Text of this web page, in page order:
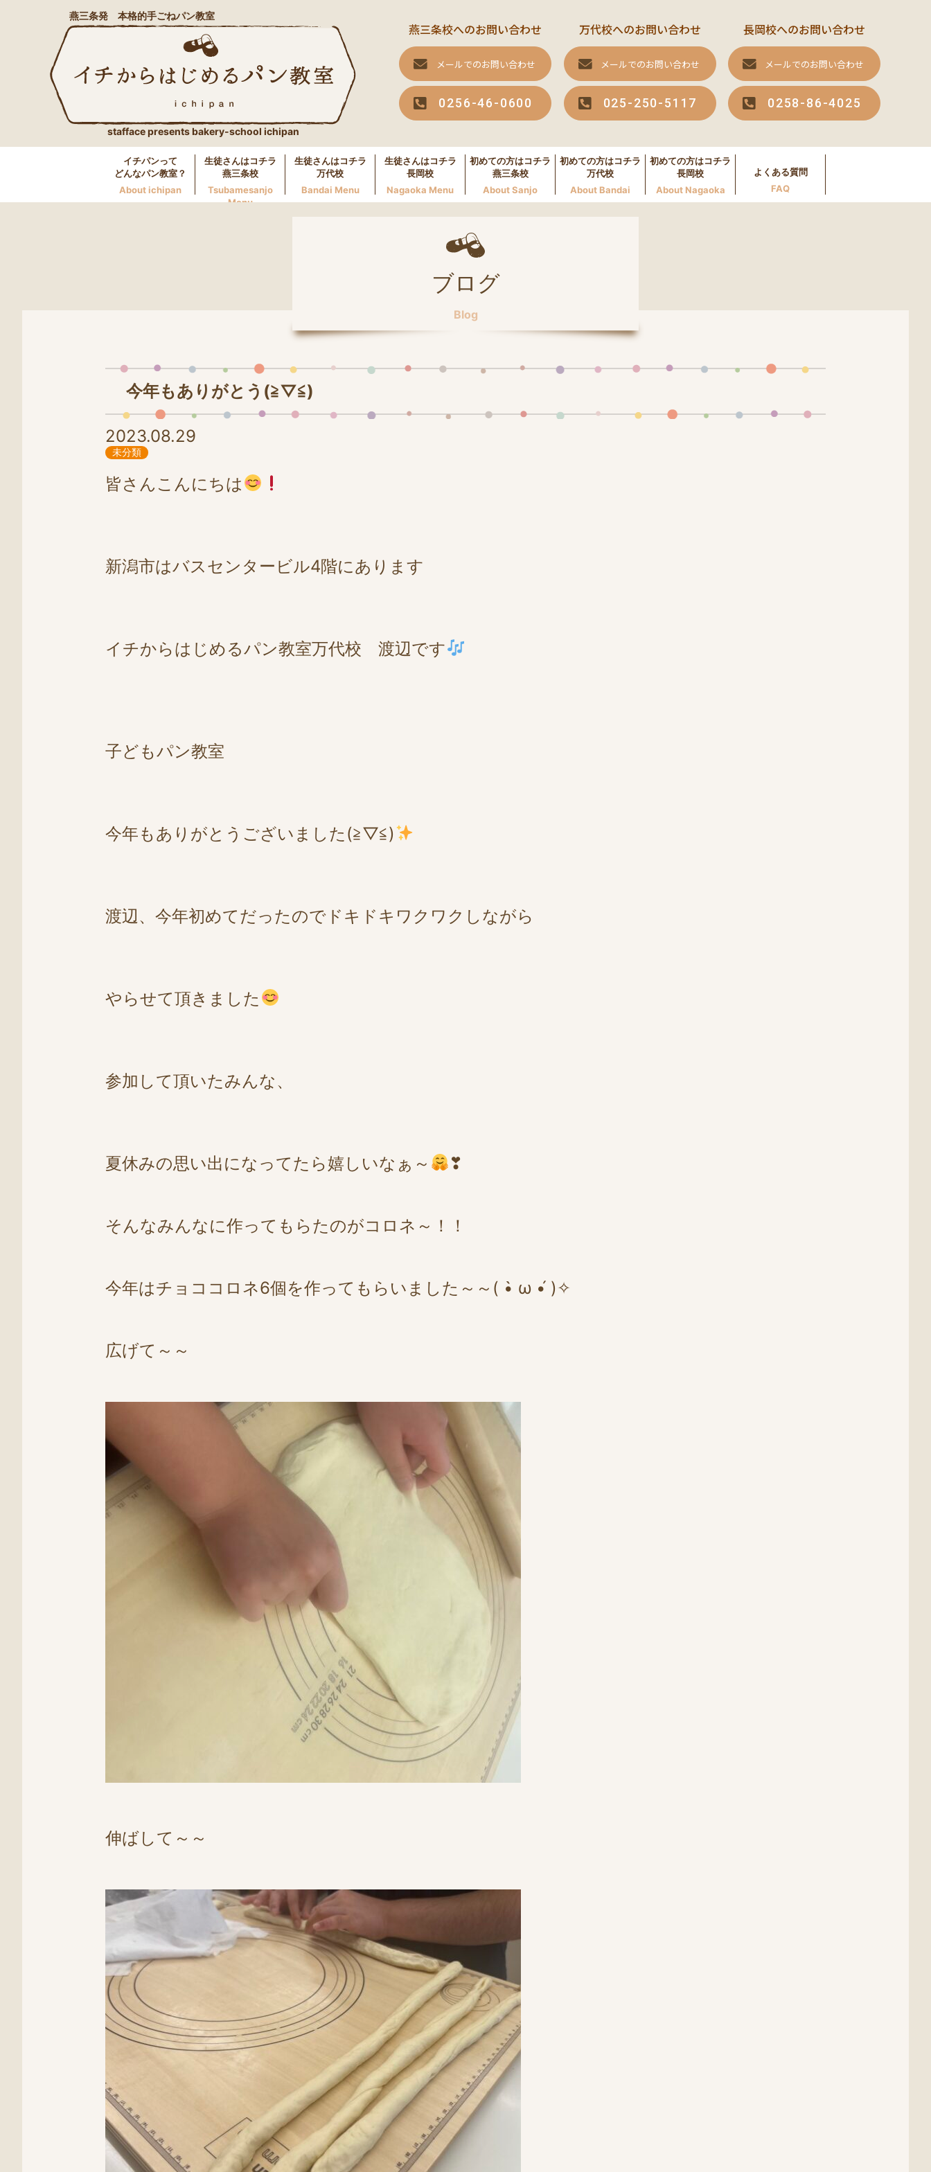
燕三条発 本格的手ごねパン教室
stafface presents bakery-school ichipan
燕三条校へのお問い合わせ
メールでのお問い合わせ
0256-46-0600
万代校へのお問い合わせ
メールでのお問い合わせ
025-250-5117
長岡校へのお問い合わせ
メールでのお問い合わせ
0258-86-4025
イチパンって
どんなパン教室？
About ichipan
生徒さんはコチラ
燕三条校
Tsubamesanjo
Menu
生徒さんはコチラ
万代校
Bandai Menu
生徒さんはコチラ
長岡校
Nagaoka Menu
初めての方はコチラ
燕三条校
About Sanjo
初めての方はコチラ
万代校
About Bandai
初めての方はコチラ
長岡校
About Nagaoka
よくある質問
FAQ
ブログ
Blog
今年もありがとう(≧▽≦)
2023.08.29
未分類
皆さんこんにちは
新潟市はバスセンタービル4階にあります
イチからはじめるパン教室万代校 渡辺です
子どもパン教室
今年もありがとうございました(≧▽≦)
渡辺、今年初めてだったのでドキドキワクワクしながら
やらせて頂きました
参加して頂いたみんな、
夏休みの思い出になってたら嬉しいなぁ～ ❣
そんなみんなに作ってもらたのがコロネ～！！
今年はチョココロネ6個を作ってもらいました～～( •̀ ω •́ )✧
広げて～～
伸ばして～～